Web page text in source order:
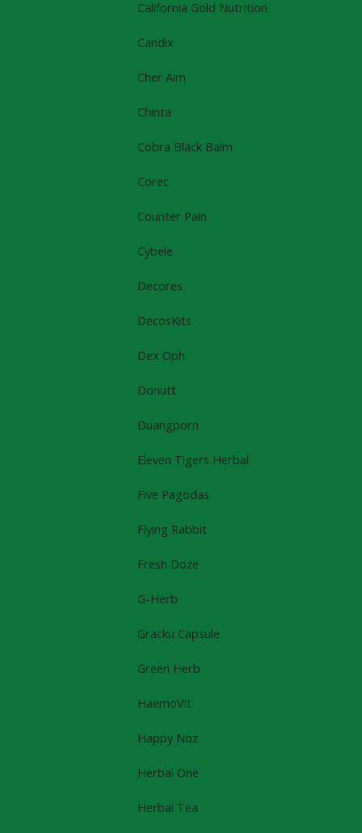
California Gold Nutrition
Candix
Cher Aim
Chinta
Cobra Black Balm
Corec
Counter Pain
Cybele
Decores
DecosKits
Dex Oph
Donutt
Duangporn
Eleven Tigers Herbal
Five Pagodas
Flying Rabbit
Fresh Doze
G-Herb
Gracku Capsule
Green Herb
HaemoVit
Happy Noz
Herbal One
Herbal Tea